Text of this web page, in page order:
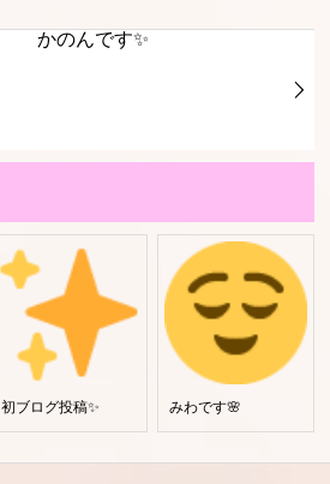
かのんです✨️
初ブログ投稿✨ みわです🌸